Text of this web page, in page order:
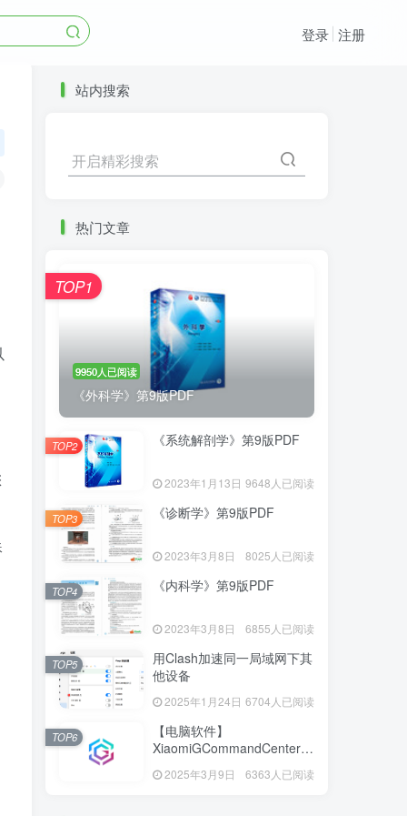
登录 注册
站内搜索
开启精彩搜索
热门文章
9950人已阅读
《外科学》第9版PDF
TOP1
《系统解剖学》第9版PDF
2023年1月13日 9648人已阅读
TOP2
《诊断学》第9版PDF
2023年3月8日 8025人已阅读
TOP3
《内科学》第9版PDF
2023年3月8日 6855人已阅读
TOP4
用Clash加速同一局域网下其
他设备
2025年1月24日 6704人已阅读
TOP5
【电脑软件】
XiaomiGCommandCenter—
小米G控制中心
2025年3月9日 6363人已阅读
TOP6